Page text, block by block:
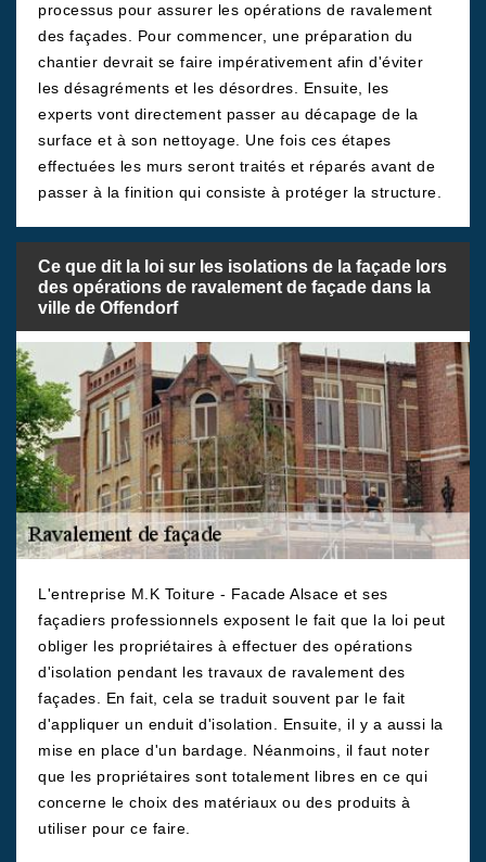
processus pour assurer les opérations de ravalement
des façades. Pour commencer, une préparation du
chantier devrait se faire impérativement afin d'éviter
les désagréments et les désordres. Ensuite, les
experts vont directement passer au décapage de la
surface et à son nettoyage. Une fois ces étapes
effectuées les murs seront traités et réparés avant de
passer à la finition qui consiste à protéger la structure.
Ce que dit la loi sur les isolations de la façade lors
des opérations de ravalement de façade dans la
ville de Offendorf
L'entreprise M.K Toiture - Facade Alsace et ses
façadiers professionnels exposent le fait que la loi peut
obliger les propriétaires à effectuer des opérations
d'isolation pendant les travaux de ravalement des
façades. En fait, cela se traduit souvent par le fait
d'appliquer un enduit d'isolation. Ensuite, il y a aussi la
mise en place d'un bardage. Néanmoins, il faut noter
que les propriétaires sont totalement libres en ce qui
concerne le choix des matériaux ou des produits à
utiliser pour ce faire.